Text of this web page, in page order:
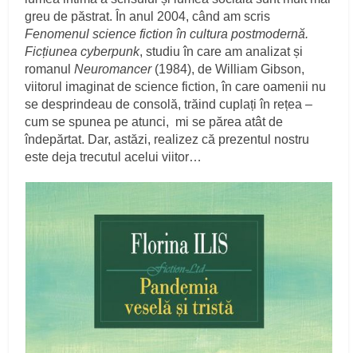
greu de păstrat. În anul 2004, când am scris
Fenomenul science fiction în cultura postmodernă.
Ficțiunea cyberpunk, studiu în care am analizat și
romanulNeuromancer(1984), de William Gibson,
viitorul imaginat de science fiction, în care oamenii nu
se desprindeau de consolă, trăind cuplați în rețea –
cum se spunea pe atunci, mi se părea atât de
îndepărtat. Dar, astăzi, realizez că prezentul nostru
este deja trecutul acelui viitor…